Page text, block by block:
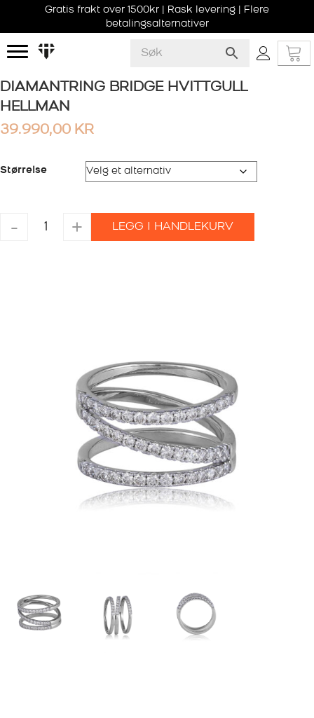
Gratis frakt over 1500kr | Rask levering | Flere
betalingsalternativer
DIAMANTRING BRIDGE HVITTGULL
HELLMAN
39.990,00 KR
Størrelse
-
DIAMANTRING
BRIDGE
+ LEGG I HANDLEKURV